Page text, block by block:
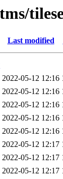
Last modified
2022-05-12 12:16
2022-05-12 12:16
2022-05-12 12:16
2022-05-12 12:16
2022-05-12 12:16
2022-05-12 12:17
2022-05-12 12:17
2022-05-12 12:17